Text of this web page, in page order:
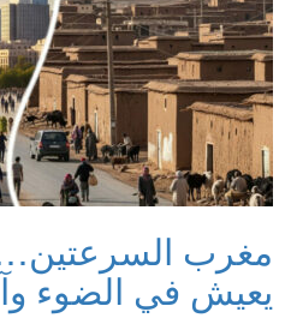
مغرب
يعيش في الضوء